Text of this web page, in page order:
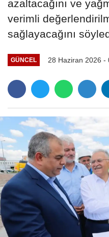
azaltacağını ve
verimli
sağlayacağını
GÜNCEL 28 Haziran 2026 -